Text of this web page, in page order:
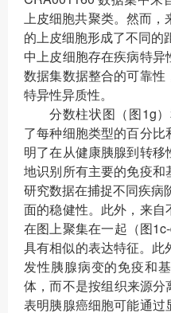
上皮细胞共聚类。然而，
的上皮细胞形成了不同的
中上皮细胞存在疾病特
数据集数据整合的可靠
特异性异质性。
分数柱状图（图1g
了每种细胞类型的百分
明了在从健康胰腺到转
地识别所有主要的免疫
研究数据在捕捉不同疾病
面的稳健性。此外，来
在图上聚集在一起（图
具有相似的表达特征。
发性胰腺病变的免疫和
体，而不是按组织来源
表明胰腺癌细胞可能通